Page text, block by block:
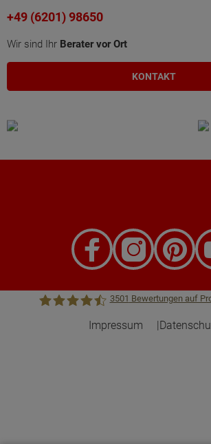
+49 (6201) 98650
Wir sind Ihr Berater vor Ort
KONTAKT
3501 Bewertungen auf
Impressum